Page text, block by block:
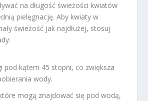
na długość świeżości kwiatów
pielęgnację. Aby kwiaty w
świeżość jak najdłużej, stosuj
pod kątem 45 stopni, co zwiększa
wody.
mogą znajdować się pod wodą,